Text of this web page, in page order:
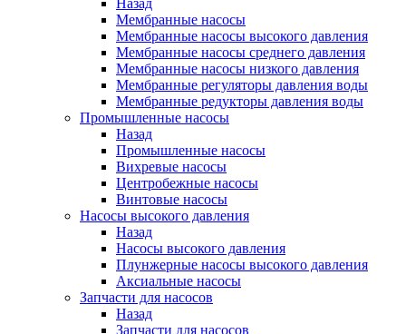
Назад
Мембранные насосы
Мембранные насосы высокого давления
Мембранные насосы среднего давления
Мембранные насосы низкого давления
Мембранные регуляторы давления воды
Мембранные редукторы давления воды
Промышленные насосы
Назад
Промышленные насосы
Вихревые насосы
Центробежные насосы
Винтовые насосы
Насосы высокого давления
Назад
Насосы высокого давления
Плунжерные насосы высокого давления
Аксиальные насосы
Запчасти для насосов
Назад
Запчасти для насосов